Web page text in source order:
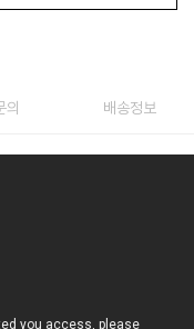
의 배송정보